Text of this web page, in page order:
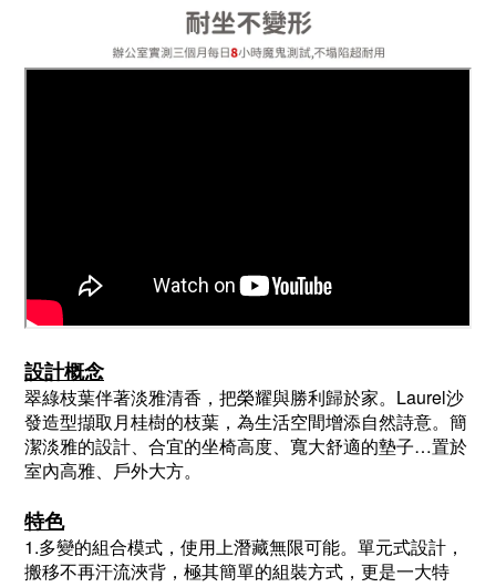
設計概念
翠綠枝葉伴著淡雅清香，把榮耀與勝利歸於家。Laurel沙
發造型擷取月桂樹的枝葉，為生活空間增添自然詩意。簡
潔淡雅的設計、合宜的坐椅高度、寬大舒適的墊子…置於
室內高雅、戶外大方。
特色
1.多變的組合模式，使用上潛藏無限可能。單元式設計，
搬移不再汗流浹背，極其簡單的組裝方式，更是一大特